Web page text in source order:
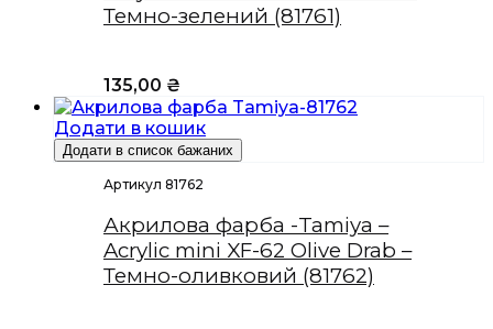
Темно-зелений (81761)
135,00 ₴
Додати в кошик
Додати в список бажаних
Артикул 81762
Акрилова фарба -Tamiya –
Acrylic mini XF-62 Olive Drab –
Темно-оливковий (81762)